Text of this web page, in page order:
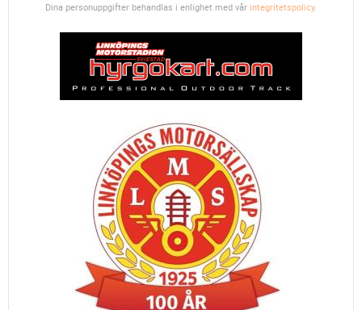
Dina personuppgifter behandlas i enlighet med vår integritetspolicy.